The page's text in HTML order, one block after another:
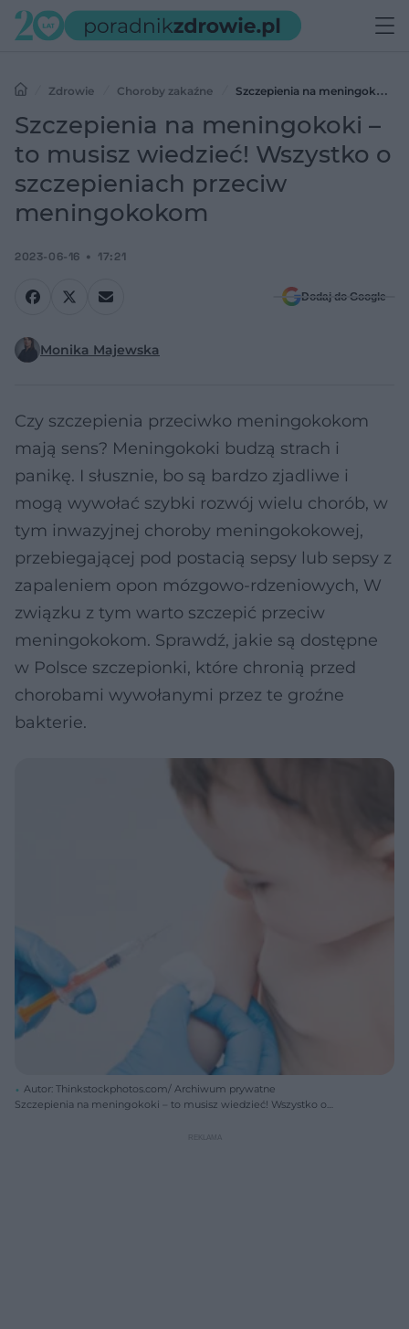
Zdrowie Choroby zakaźne
Szczepienia na meningokoki –
to musisz wiedzieć! Wszystko o szczepieniach przeciw
meningokokom
Szczepienia na meningokoki –
to musisz wiedzieć! Wszystko o
szczepieniach przeciw
meningokokom
2023-06-16 17:21
Dodaj do Google
Monika Majewska
Czy szczepienia przeciwko meningokokom
mają sens? Meningokoki budzą strach i
panikę. I słusznie, bo są bardzo zjadliwe i
mogą wywołać szybki rozwój wielu chorób, w
tym inwazyjnej choroby meningokokowej,
przebiegającej pod postacią sepsy lub sepsy z
zapaleniem opon mózgowo-rdzeniowych, W
związku z tym warto szczepić przeciw
meningokokom. Sprawdź, jakie są dostępne
w Polsce szczepionki, które chronią przed
chorobami wywołanymi przez te groźne
bakterie.
Autor: Thinkstockphotos.com/ Archiwum prywatne
Szczepienia na meningokoki – to musisz wiedzieć! Wszystko o